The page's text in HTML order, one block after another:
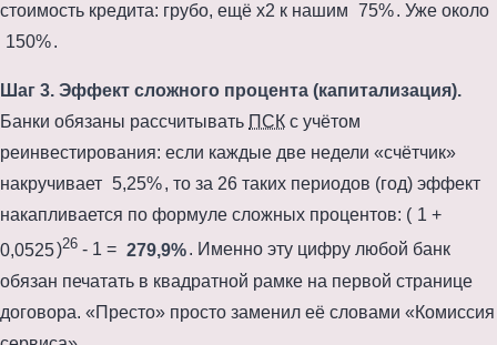
стоимость кредита: грубо, ещё x2 к нашим
75% . Уже около
150% .
Шаг 3. Эффект сложного процента (капитализация).
Банки обязаны рассчитывать ПСК с учётом
реинвестирования: если каждые две недели «счётчик»
накручивает 5,25% , то за 26 таких периодов (год)эффект
накапливается по формуле сложных процентов: ( 1 +
0,0525)26 - 1 = 279,9%. Именно эту цифру любой банк
обязан печатать в квадратной рамке на первой странице
договора. «Престо» просто заменил её словами «Комиссия